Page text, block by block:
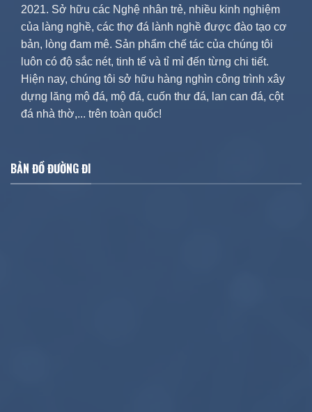
2021. Sở hữu các Nghệ nhân trẻ, nhiều kinh nghiệm
của làng nghề, các thợ đá lành nghề được đào tạo cơ
bản, lòng đam mê. Sản phẩm chế tác của chúng tôi
luôn có độ sắc nét, tinh tế và tỉ mỉ đến từng chi tiết.
Hiện nay, chúng tôi sở hữu hàng nghìn công trình xây
dựng lăng mộ đá, mộ đá, cuốn thư đá, lan can đá, cột
đá nhà thờ,... trên toàn quốc!
BẢN ĐỒ ĐƯỜNG ĐI